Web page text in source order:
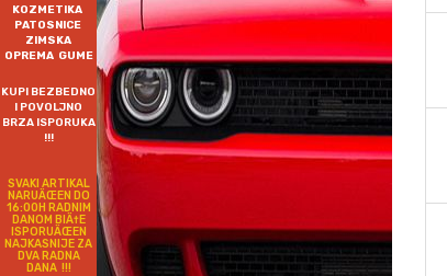
KOZMETIKA
PATOSNICE
ZIMSKA
OPREMA GUME
KUPI BEZBEDNO
I POVOLJNO
BRZA ISPORUKA
!!!
SVAKI ARTIKAL
NARUÄŒEN DO
16:00H RADNIM
DANOM BIÄ†E
ISPORUÄŒEN
NAJKASNIJE ZA
DVA RADNA
DANA !!!